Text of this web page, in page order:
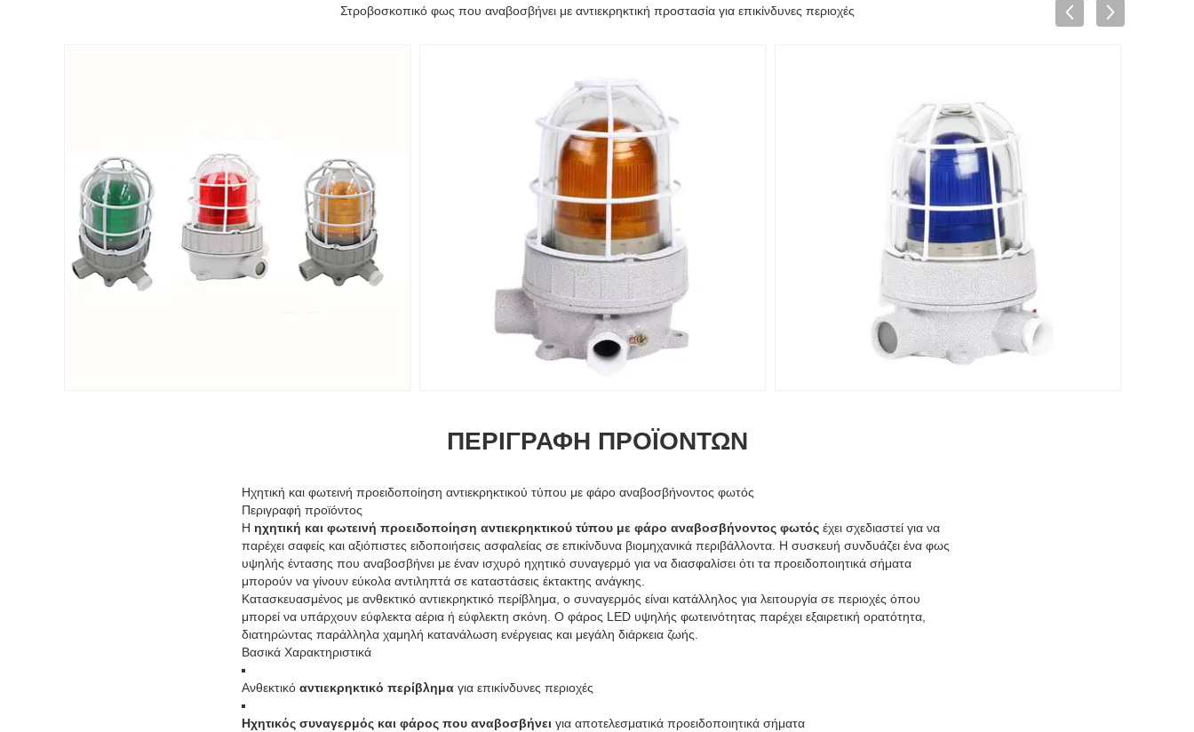
Στροβοσκοπικό φως που αναβοσβήνει με αντιεκρηκτική προστασία για επικίνδυνες περιοχές
ΠΕΡΙΓΡΑΦΉ ΠΡΟΪΌΝΤΩΝ
Ηχητική και φωτεινή προειδοποίηση αντιεκρηκτικού τύπου με φάρο αναβοσβήνοντος φωτός
Περιγραφή προϊόντος
Η ηχητική και φωτεινή προειδοποίηση αντιεκρηκτικού τύπου με φάρο αναβοσβήνοντος φωτός έχει σχεδιαστεί για να
παρέχει σαφείς και αξιόπιστες ειδοποιήσεις ασφαλείας σε επικίνδυνα βιομηχανικά περιβάλλοντα. Η συσκευή συνδυάζει ένα φως
υψηλής έντασης που αναβοσβήνει με έναν ισχυρό ηχητικό συναγερμό για να διασφαλίσει ότι τα προειδοποιητικά σήματα
μπορούν να γίνουν εύκολα αντιληπτά σε καταστάσεις έκτακτης ανάγκης.
Κατασκευασμένος με ανθεκτικό αντιεκρηκτικό περίβλημα, ο συναγερμός είναι κατάλληλος για λειτουργία σε περιοχές όπου
μπορεί να υπάρχουν εύφλεκτα αέρια ή εύφλεκτη σκόνη. Ο φάρος LED υψηλής φωτεινότητας παρέχει εξαιρετική ορατότητα,
διατηρώντας παράλληλα χαμηλή κατανάλωση ενέργειας και μεγάλη διάρκεια ζωής.
Βασικά Χαρακτηριστικά
Ανθεκτικό αντιεκρηκτικό περίβλημα για επικίνδυνες περιοχές
Ηχητικός συναγερμός και φάρος που αναβοσβήνει για αποτελεσματικά προειδοποιητικά σήματα